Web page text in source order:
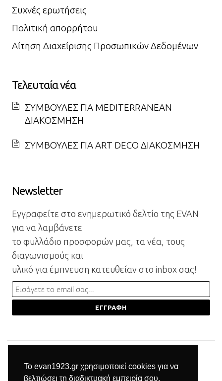
Το evan1923.gr χρησιμοποιεί cookies για να
βελτιώσει τη διαδικτυακή εμπειρία σου.
Συχνές ερωτήσεις
Πολιτική απορρήτου
Αίτηση Διαχείρισης Προσωπικών Δεδομένων
Τελευταία νέα
ΣΥΜΒΟΥΛΕΣ ΓΙΑ MEDITERRANEAN
ΔΙΑΚΟΣΜΗΣΗ
ΣΥΜΒΟΥΛΕΣ ΓΙΑ ART DECO ΔΙΑΚΟΣΜΗΣΗ
Newsletter
Εγγραφείτε στο ενημερωτικό δελτίο της EVAN
για να λαμβάνετε
το φυλλάδιο προσφορών μας, τα νέα, τους
διαγωνισμούς και
υλικό για έμπνευση κατευθείαν στο inbox σας!